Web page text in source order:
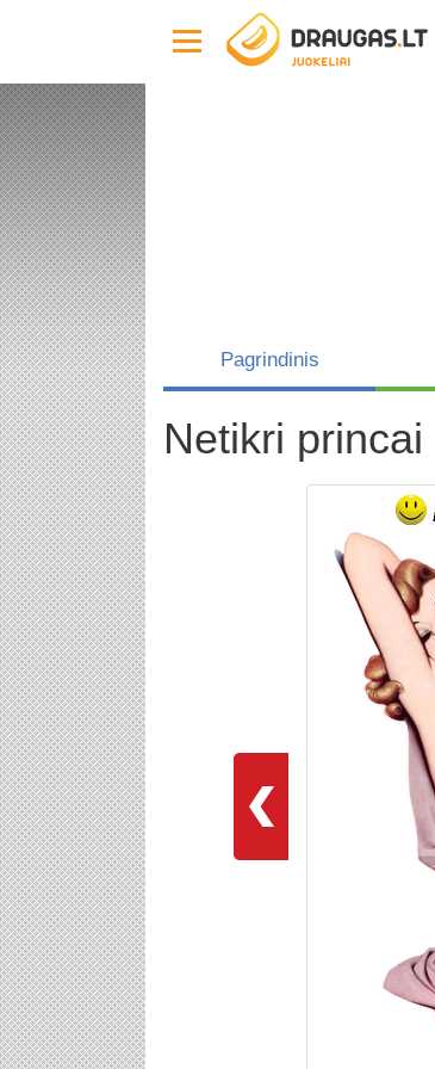
Pagrindinis
Netikri princai